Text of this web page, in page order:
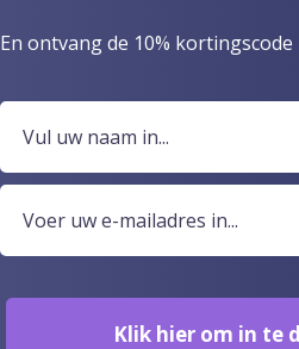
En ontvang de 10%
Klik hier om in te